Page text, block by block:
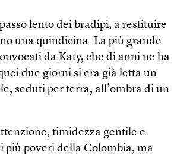
lento dei bradipi, a restituire
una quindicina. La più grande
da Katy, che di anni ne ha
due giorni si era già letta un
seduti per terra, all’ombra di un
timidezza gentile e
più poveri della Colombia, ma